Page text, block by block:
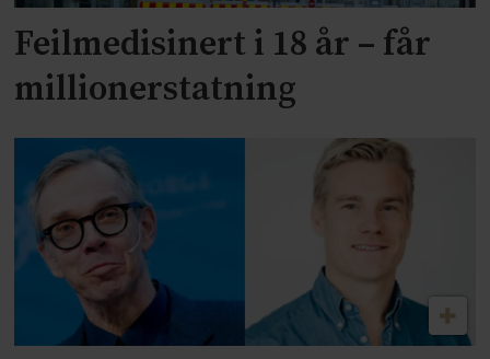
Feilmedisinert i 18 år – får
millionerstatning